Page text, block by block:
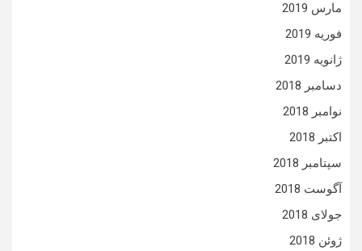
مارس 2019
فوریه 2019
ژانویه 2019
دسامبر 2018
نوامبر 2018
اکتبر 2018
سپتامبر 2018
آگوست 2018
جولای 2018
ژوئن 2018